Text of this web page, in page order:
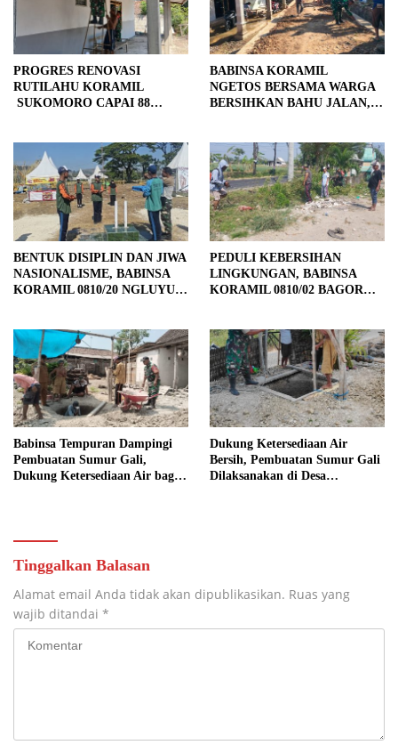
PROGRES RENOVASI
RUTILAHU KORAMIL
SUKOMORO CAPAI 88
BABINSA KORAMIL
NGETOS BERSAMA WARGA
BERSIHKAN BAHU JALAN,
BENTUK DISIPLIN DAN JIWA
NASIONALISME, BABINSA
KORAMIL 0810/20 NGLUYU
PEDULI KEBERSIHAN
LINGKUNGAN, BABINSA
KORAMIL 0810/02 BAGOR
BAKTI
Babinsa Tempuran Dampingi
Pembuatan Sumur Gali,
Dukung Ketersediaan Air bagi
Dukung Ketersediaan Air
Bersih, Pembuatan Sumur Gali
Dilaksanakan di Desa
Tinggalkan Balasan
Alamat email Anda tidak akan dipublikasikan. Ruas yang
wajib ditandai *